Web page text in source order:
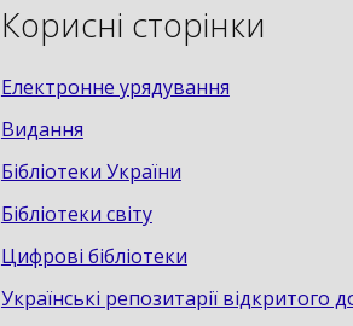
Корисні сторінки
Електронне урядування
Видання
Бібліотеки України
Бібліотеки світу
Цифрові бібліотеки
Українські репозитарії відкритого